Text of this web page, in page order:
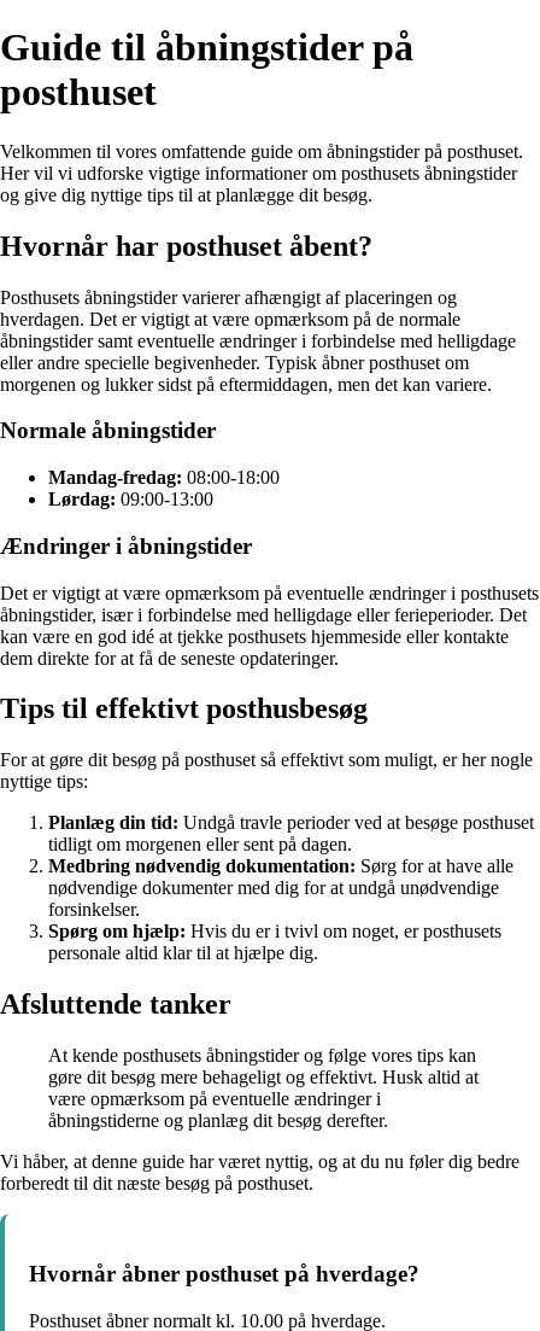
Guide til åbningstider på
posthuset
Velkommen til vores omfattende guide om åbningstider på posthuset.
Her vil vi udforske vigtige informationer om posthusets åbningstider
og give dig nyttige tips til at planlægge dit besøg.
Hvornår har posthuset åbent?
Posthusets åbningstider varierer afhængigt af placeringen og
hverdagen. Det er vigtigt at være opmærksom på de normale
åbningstider samt eventuelle ændringer i forbindelse med helligdage
eller andre specielle begivenheder. Typisk åbner posthuset om
morgenen og lukker sidst på eftermiddagen, men det kan variere.
Normale åbningstider
Mandag-fredag: 08:00-18:00
Lørdag: 09:00-13:00
Ændringer i åbningstider
Det er vigtigt at være opmærksom på eventuelle ændringer i posthusets
åbningstider, især i forbindelse med helligdage eller ferieperioder. Det
kan være en god idé at tjekke posthusets hjemmeside eller kontakte
dem direkte for at få de seneste opdateringer.
Tips til effektivt posthusbesøg
For at gøre dit besøg på posthuset så effektivt som muligt, er her nogle
nyttige tips:
Planlæg din tid: Undgå travle perioder ved at besøge posthuset
tidligt om morgenen eller sent på dagen.
Medbring nødvendig dokumentation: Sørg for at have alle
nødvendige dokumenter med dig for at undgå unødvendige
forsinkelser.
Spørg om hjælp: Hvis du er i tvivl om noget, er posthusets
personale altid klar til at hjælpe dig.
Afsluttende tanker
At kende posthusets åbningstider og følge vores tips kan
gøre dit besøg mere behageligt og effektivt. Husk altid at
være opmærksom på eventuelle ændringer i
åbningstiderne og planlæg dit besøg derefter.
Vi håber, at denne guide har været nyttig, og at du nu føler dig bedre
forberedt til dit næste besøg på posthuset.
Hvornår åbner posthuset på hverdage?
Posthuset åbner normalt kl. 10.00 på hverdage.